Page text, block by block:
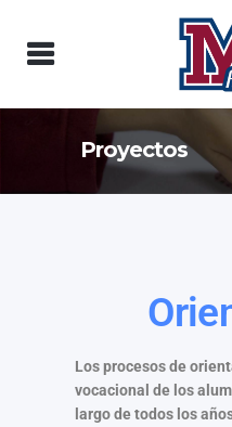
Proyectos
Los procesos de
vocacional de los
largo de todos los